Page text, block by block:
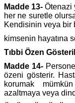
Madde 13- Ötenazi
her ne suretle
Kendisinin veya bir
kimsenin hayatına
Tıbbi Özen
Madde 14-
özeni gösterir.
korumak
azaltmaya veya